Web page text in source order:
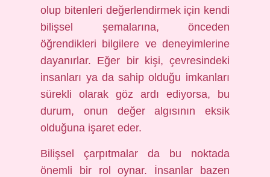
olup bitenleri değerlendirmek için kendi
bilişsel şemalarına, önceden
öğrendikleri bilgilere ve deneyimlerine
dayanırlar. Eğer bir kişi, çevresindeki
insanları ya da sahip olduğu imkanları
sürekli olarak göz ardı ediyorsa, bu
durum, onun değer algısının eksik
olduğuna işaret eder.
Bilişsel çarpıtmalar da bu noktada
önemli bir rol oynar. İnsanlar bazen